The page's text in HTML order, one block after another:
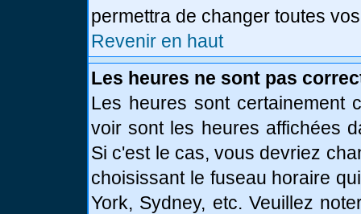
permettra de changer toutes
Revenir en haut
Les heures ne sont pas
Les heures sont certainement
voir sont les heures affichées
Si c'est le cas, vous devriez
choisissant le fuseau horaire
York, Sydney, etc. Veuillez